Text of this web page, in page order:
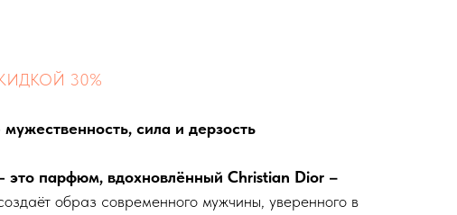
30%
сила и дерзость
это парфюм, вдохновлённый Christian Dior –
образ современного мужчины, уверенного в